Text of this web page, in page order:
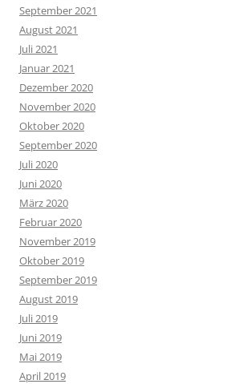
September 2021
August 2021
Juli 2021
Januar 2021
Dezember 2020
November 2020
Oktober 2020
September 2020
Juli 2020
Juni 2020
März 2020
Februar 2020
November 2019
Oktober 2019
September 2019
August 2019
Juli 2019
Juni 2019
Mai 2019
April 2019